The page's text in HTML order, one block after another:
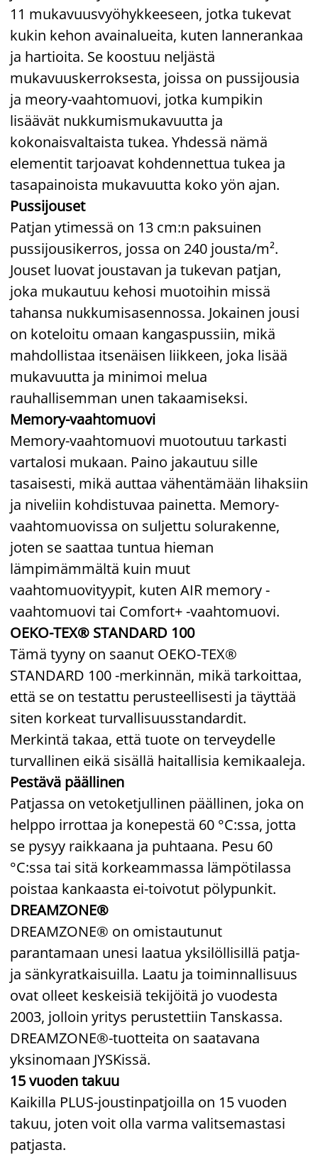
11 mukavuusvyöhykkeeseen, jotka tukevat
kukin kehon avainalueita, kuten lannerankaa
ja hartioita. Se koostuu neljästä
mukavuuskerroksesta, joissa on pussijousia
ja meory-vaahtomuovi, jotka kumpikin
lisäävät nukkumismukavuutta ja
kokonaisvaltaista tukea. Yhdessä nämä
elementit tarjoavat kohdennettua tukea ja
tasapainoista mukavuutta koko yön ajan.
Pussijouset
Patjan ytimessä on 13 cm:n paksuinen
pussijousikerros, jossa on 240 jousta/m².
Jouset luovat joustavan ja tukevan patjan,
joka mukautuu kehosi muotoihin missä
tahansa nukkumisasennossa. Jokainen jousi
on koteloitu omaan kangaspussiin, mikä
mahdollistaa itsenäisen liikkeen, joka lisää
mukavuutta ja minimoi melua
rauhallisemman unen takaamiseksi.
Memory-vaahtomuovi
Memory-vaahtomuovi muotoutuu tarkasti
vartalosi mukaan. Paino jakautuu sille
tasaisesti, mikä auttaa vähentämään lihaksiin
ja niveliin kohdistuvaa painetta. Memory-
vaahtomuovissa on suljettu solurakenne,
joten se saattaa tuntua hieman
lämpimämmältä kuin muut
vaahtomuovityypit, kuten AIR memory -
vaahtomuovi tai Comfort+ -vaahtomuovi.
OEKO-TEX® STANDARD 100
Tämä tyyny on saanut OEKO-TEX®
STANDARD 100 -merkinnän, mikä tarkoittaa,
että se on testattu perusteellisesti ja täyttää
siten korkeat turvallisuusstandardit.
Merkintä takaa, että tuote on terveydelle
turvallinen eikä sisällä haitallisia kemikaaleja.
Pestävä päällinen
Patjassa on vetoketjullinen päällinen, joka on
helppo irrottaa ja konepestä 60 °C:ssa, jotta
se pysyy raikkaana ja puhtaana. Pesu 60
°C:ssa tai sitä korkeammassa lämpötilassa
poistaa kankaasta ei-toivotut pölypunkit.
DREAMZONE®
DREAMZONE® on omistautunut
parantamaan unesi laatua yksilöllisillä patja-
ja sänkyratkaisuilla. Laatu ja toiminnallisuus
ovat olleet keskeisiä tekijöitä jo vuodesta
2003, jolloin yritys perustettiin Tanskassa.
DREAMZONE®-tuotteita on saatavana
yksinomaan JYSKissä.
15 vuoden takuu
Kaikilla PLUS-joustinpatjoilla on 15 vuoden
takuu, joten voit olla varma valitsemastasi
patjasta.